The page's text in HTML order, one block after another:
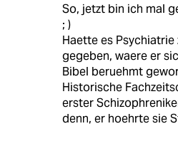
So, jetzt bin ich mal
; )
Haette es
gegeben, waere er
Bibel beruehmt
Historische
erster
denn, er hoehrte sie